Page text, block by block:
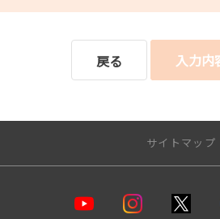
お客様のライフステージ、ご趣味や嗜好
(4)当社が取り扱う商品・サービスに関し、
(5)お客様からの商品・サービス等に関する
適切に対応するため。
（郵便、電話、電子メール、訪問等の方法によ
戻る 入力内
サイトマップ